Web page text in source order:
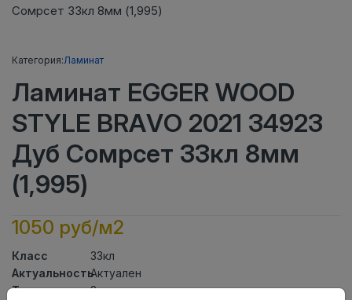
Категория:Ламинат
Ламинат EGGER WOOD
STYLE BRAVO 2021 34923
Дуб Сомрсет 33кл 8мм
(1,995)
1050 руб/м2
Класс
33кл
АктуальностьАктуален
Толщина
8мм